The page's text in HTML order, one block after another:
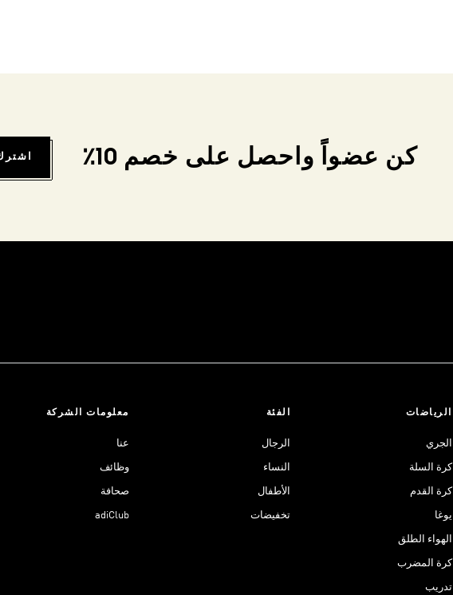
كن عضواً واحصل على خصم 10٪
الرياضات
الجري
كرة السلة
كرة القدم
يوغا
الهواء الطلق
كرة المضرب
تدريب
الفئة
الرجال
النساء
الأطفال
تخفيضات
معلومات الشركة
عنا
وظائف
صحافة
adiClub